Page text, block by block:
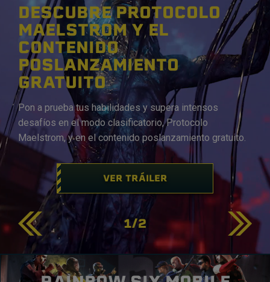
DESCUBRE PROTOCOLO
MAELSTROM Y EL
CONTENIDO
POSLANZAMIENTO
GRATUITO
Pon a prueba tus habilidades y supera intensos
desafíos en el modo clasificatorio, Protocolo
Maelstrom, y en el contenido poslanzamiento gratuito.
VER TRÁILER
1/2